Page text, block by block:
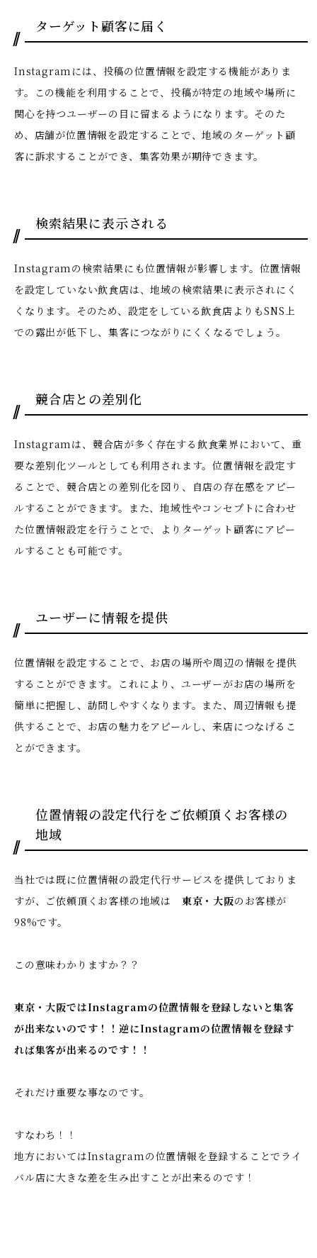
ターゲット顧客に届く
Instagramには、投稿の位置情報を設定する機能がありま
す。この機能を利用することで、投稿が特定の地域や場所に
関心を持つユーザーの目に留まるようになります。そのた
め、店舗が位置情報を設定することで、地域のターゲット顧
客に訴求することができ、集客効果が期待できます。
検索結果に表示される
Instagramの検索結果にも位置情報が影響します。位置情報
を設定していない飲食店は、地域の検索結果に表示されにく
くなります。そのため、設定をしている飲食店よりもSNS上
での露出が低下し、集客につながりにくくなるでしょう。
競合店との差別化
Instagramは、競合店が多く存在する飲食業界において、重
要な差別化ツールとしても利用されます。位置情報を設定す
ることで、競合店との差別化を図り、自店の存在感をアピー
ルすることができます。また、地域性やコンセプトに合わせ
た位置情報設定を行うことで、よりターゲット顧客にアピー
ルすることも可能です。
ユーザーに情報を提供
位置情報を設定することで、お店の場所や周辺の情報を提供
することができます。これにより、ユーザーがお店の場所を
簡単に把握し、訪問しやすくなります。また、周辺情報も提
供することで、お店の魅力をアピールし、来店につなげるこ
とができます。
位置情報の設定代行をご依頼頂くお客様の
地域
当社では既に位置情報の設定代行サービスを提供しておりま
すが、ご依頼頂くお客様の地域は 東京・大阪のお客様が
98%です。
この意味わかりますか？？
東京・大阪ではInstagramの位置情報を登録しないと集客
が出来ないのです！！逆にInstagramの位置情報を登録す
れば集客が出来るのです！！
それだけ重要な事なのです。
すなわち！！
地方においてはInstagramの位置情報を登録することでライ
バル店に大きな差を生み出すことが出来るのです！